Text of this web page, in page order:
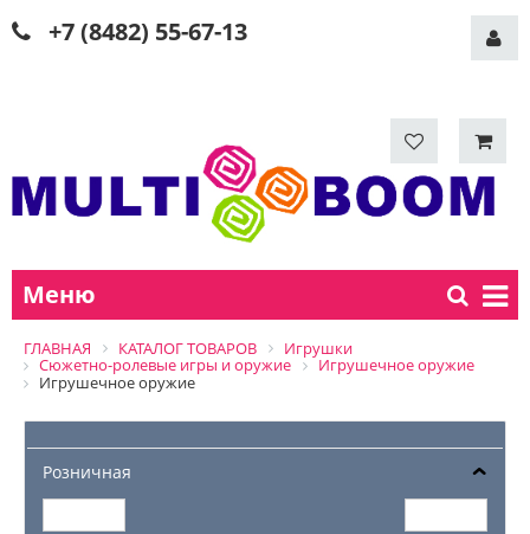
+7 (8482) 55-67-13
Меню
ГЛАВНАЯ КАТАЛОГ ТОВАРОВ
Игрушки
Сюжетно-ролевые игры и оружие
Игрушечное оружие
Игрушечное оружие
Розничная